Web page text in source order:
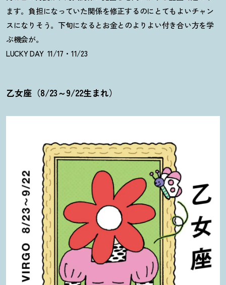
ます。負担になっていた関係を修正するのにとてもよいチャン
スになりそう。下旬になるとお金とのよりよい付き合い方を学
ぶ機会が。
LUCKY DAY 11/17・11/23
乙女座（8/23～9/22生まれ）